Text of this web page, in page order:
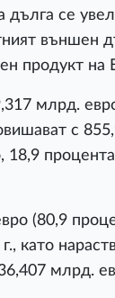
дълга се
външен
продукт на
млрд.
с
18,9
(80,9
като
млрд.